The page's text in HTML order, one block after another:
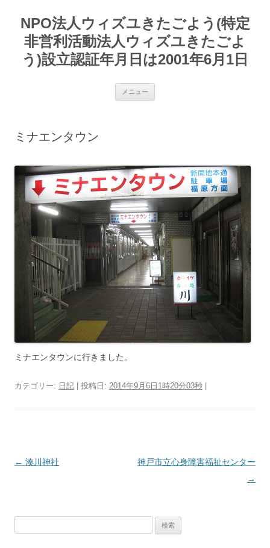
テ
ンNPO法人ウィズユきたごよう(特定
非営利活動法人ウィズユきたごよ
う)設立認証年月日は2001年6月1日
メニュー
ミナエンタウン
ミナエンタウンに行きました。
カテゴリー: 日記 | 投稿日: 2014年9月6日1時20分03秒
投
← 湊川神社
神戸市立心身障害福祉センター
→